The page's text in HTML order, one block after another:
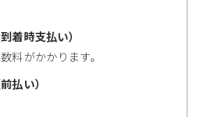
着時支払い）
料がかかります。
払い）